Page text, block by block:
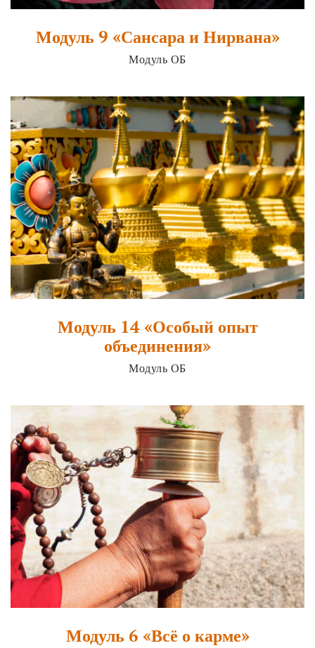
Модуль 9 «Сансара и Нирвана»
Модуль ОБ
Модуль 14 «Особый опыт
объединения»
Модуль ОБ
Модуль 6 «Всё о карме»